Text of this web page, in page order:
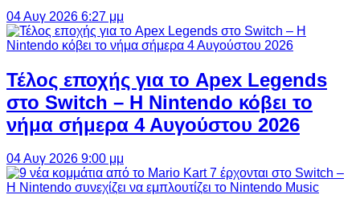
04 Αυγ 2026 6:27 μμ
Τέλος εποχής για το Apex Legends
στο Switch – Η Nintendo κόβει το
νήμα σήμερα 4 Αυγούστου 2026
04 Αυγ 2026 9:00 μμ